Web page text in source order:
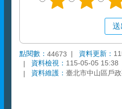
點閱數： 44673 資料更新：
資料檢視： 115-05-05 15:38
資料維護： 臺北市中山區戶